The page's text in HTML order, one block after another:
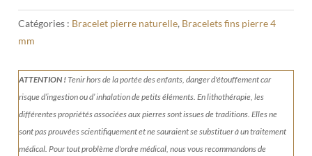
Catégories : Bracelet pierre naturelle, Bracelets fins pierre 4
mm
ATTENTION !Tenirhors de la portée des enfants, danger d'étouffement car
risque d’ingestion ou d’ inhalation de petits éléments.En lithothérapie, les
différentes propriétés associées aux pierres sont issues de traditions. Elles ne
sont pas prouvées scientifiquement et ne sauraient se substituer à un traitement
médical. Pour tout problème d'ordre médical, nous vous recommandons de